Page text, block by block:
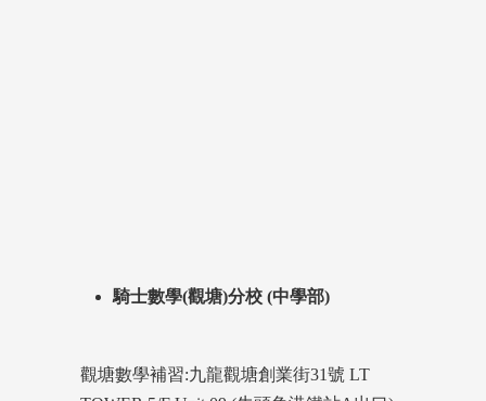
騎士數學(觀塘)分校 (中學部)
觀塘數學補習:九龍觀塘創業街31號 LT